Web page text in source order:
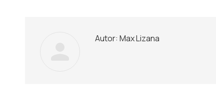
Autor: Max Lizana